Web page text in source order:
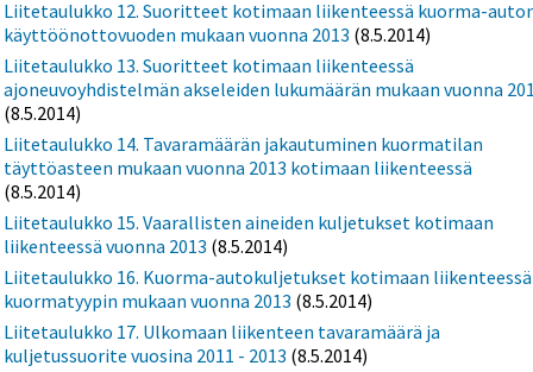
Liitetaulukko 12. Suoritteet kotimaan liikenteessä kuorma-
käyttöönottovuoden mukaan vuonna 2013 (8.5.2014)
Liitetaulukko 13. Suoritteet kotimaan liikenteessä
ajoneuvoyhdistelmän akseleiden lukumäärän mukaan vuonna
(8.5.2014)
Liitetaulukko 14. Tavaramäärän jakautuminen kuormatilan
täyttöasteen mukaan vuonna 2013 kotimaan liikenteessä
(8.5.2014)
Liitetaulukko 15. Vaarallisten aineiden kuljetukset kotimaan
liikenteessä vuonna 2013 (8.5.2014)
Liitetaulukko 16. Kuorma-autokuljetukset kotimaan liikenteessä
kuormatyypin mukaan vuonna 2013 (8.5.2014)
Liitetaulukko 17. Ulkomaan liikenteen tavaramäärä ja
kuljetussuorite vuosina 2011 - 2013 (8.5.2014)